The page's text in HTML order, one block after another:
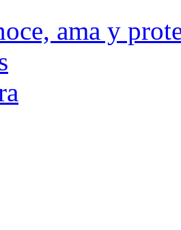
ama y